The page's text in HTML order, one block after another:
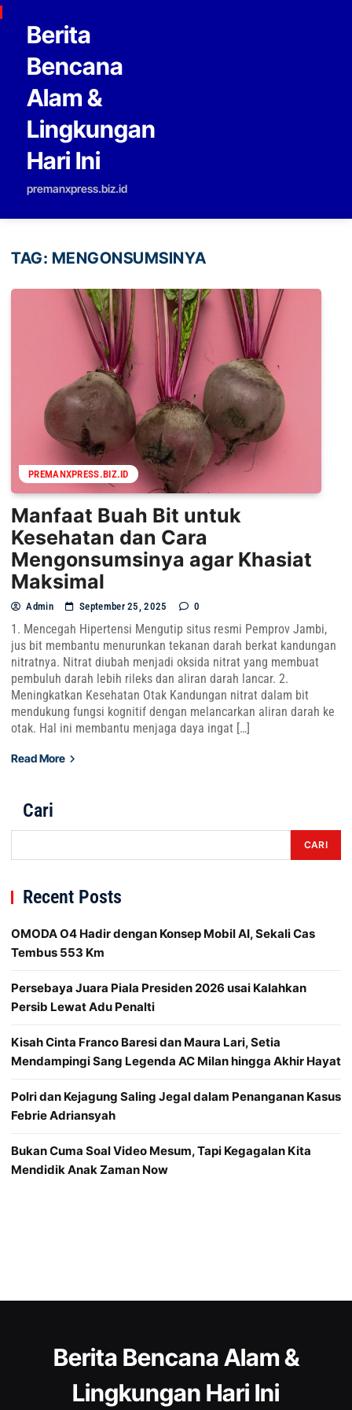
Skip to content
Berita
Bencana
Alam &
Lingkungan
Hari Ini
premanxpress.biz.id
TAG: MENGONSUMSINYA
PREMANXPRESS.BIZ.ID
Manfaat Buah Bit untuk
Kesehatan dan Cara
Mengonsumsinya agar Khasiat
Maksimal
Admin September 25, 2025 0
1. Mencegah Hipertensi Mengutip situs resmi Pemprov Jambi,
jus bit membantu menurunkan tekanan darah berkat kandungan
nitratnya. Nitrat diubah menjadi oksida nitrat yang membuat
pembuluh darah lebih rileks dan aliran darah lancar. 2.
Meningkatkan Kesehatan Otak Kandungan nitrat dalam bit
mendukung fungsi kognitif dengan melancarkan aliran darah ke
otak. Hal ini membantu menjaga daya ingat […]
Read More
Cari
CARI
Recent Posts
OMODA O4 Hadir dengan Konsep Mobil AI, Sekali Cas
Tembus 553 Km
Persebaya Juara Piala Presiden 2026 usai Kalahkan
Persib Lewat Adu Penalti
Kisah Cinta Franco Baresi dan Maura Lari, Setia
Mendampingi Sang Legenda AC Milan hingga Akhir Hayat
Polri dan Kejagung Saling Jegal dalam Penanganan Kasus
Febrie Adriansyah
Bukan Cuma Soal Video Mesum, Tapi Kegagalan Kita
Mendidik Anak Zaman Now
Berita Bencana Alam &
Lingkungan Hari Ini